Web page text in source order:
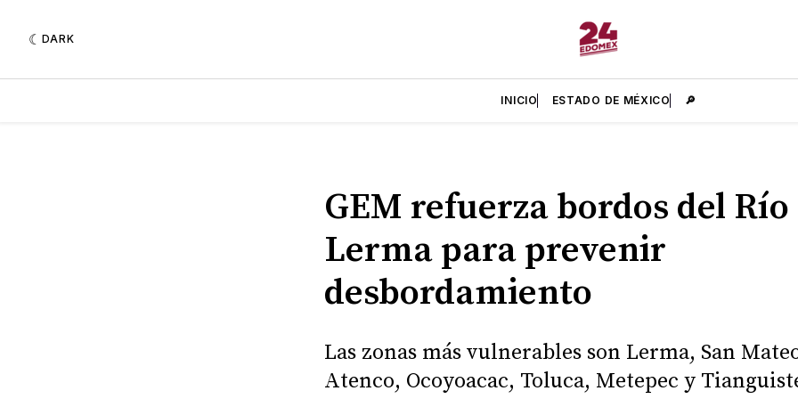
DARK
INICIO ESTADO DE MÉXICO 🔎
GEM refuerza bordos del Río
Lerma para prevenir
desbordamiento
Las zonas más vulnerables son Lerma, San
Atenco, Ocoyoacac, Toluca, Metepec y